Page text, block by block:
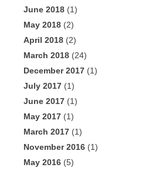
June 2018 (1)
May 2018 (2)
April 2018 (2)
March 2018 (24)
December 2017 (1)
July 2017 (1)
June 2017 (1)
May 2017 (1)
March 2017 (1)
November 2016 (1)
May 2016 (5)